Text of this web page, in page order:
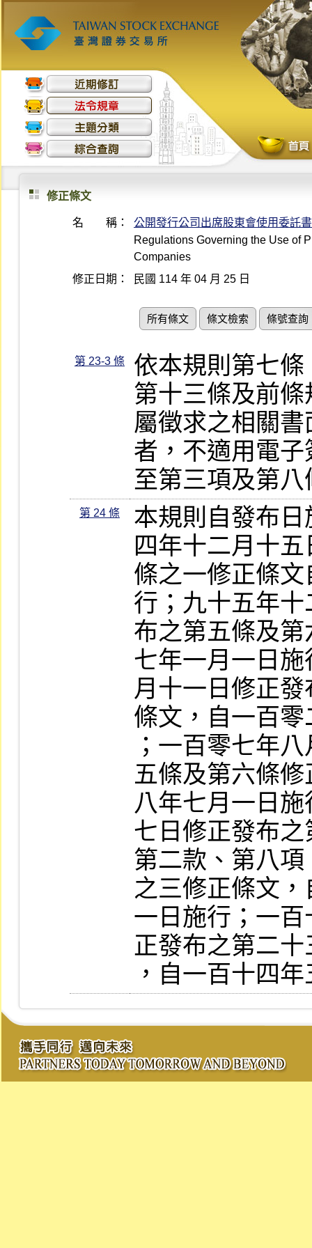
修正條文
名 稱：
公開發行公司出席股東會使用委託
Regulations Governing the Use of
Companies
修正日期：
民國 114 年 04 月 25 日
所有條文 條文檢索 條號查詢
第 23-3 條
依本規則第七
第十三條及前
屬徵求之相關
者，不適用電
至第三項及第
第 24 條
本規則自發布
四年十二月十
條之一修正條
行；九十五年
布之第五條及
七年一月一日
月十一日修正
條文，自一百
；一百零七年
五條及第六條
八年七月一日
七日修正發布
第二款、第八
之三修正條文
一日施行；一
正發布之第二
，自一百十四